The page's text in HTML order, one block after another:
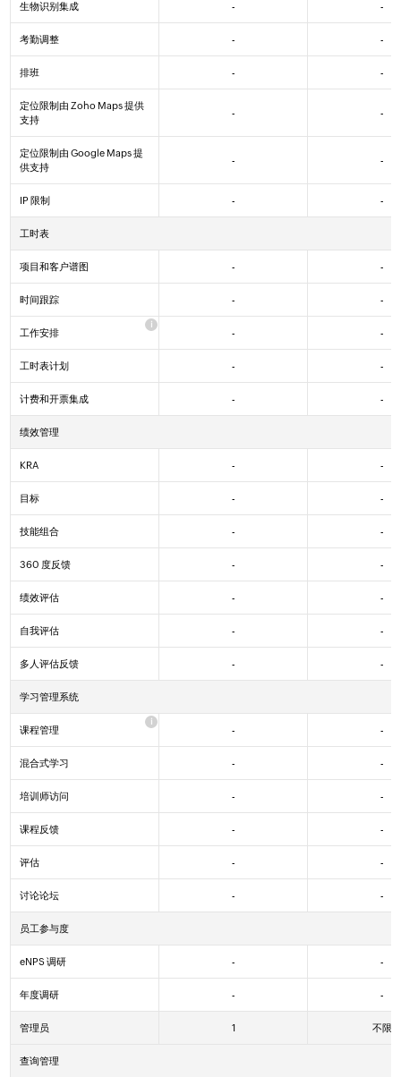
生物识别集成 - -
Yes Yes Yes
考勤调整 - -
Yes Yes
排班 - -
Yes Yes
定位限制由 Zoho Maps 提供
支持
- -
Yes
定位限制由 Google Maps 提
供支持
- -Yes
IP 限制 - -
Yes Yes
工时表
项目和客户谱图 - -
Yes Yes Yes
时间跟踪 - -
Yes Yes
工作安排 - -
Yes Yes
工时表计划 - -
Yes Yes
计费和开票集成 - -
Yes Yes Yes
绩效管理
KRA - -
Yes Yes
目标 - -
Yes Yes
技能组合 - -
Yes Yes
360 度反馈 - -
Yes Yes
绩效评估 - -
Yes Yes
自我评估 - -
Yes Yes
多人评估反馈 - -
Yes Yes
学习管理系统
课程管理 - -Yes
混合式学习 - -Yes
培训师访问 - -Yes
课程反馈 - -Yes
评估 - -Yes
讨论论坛 - -Yes
员工参与度
eNPS 调研 - -
Yes Yes
年度调研 - -
Yes Yes
管理员 1 不限
查询管理